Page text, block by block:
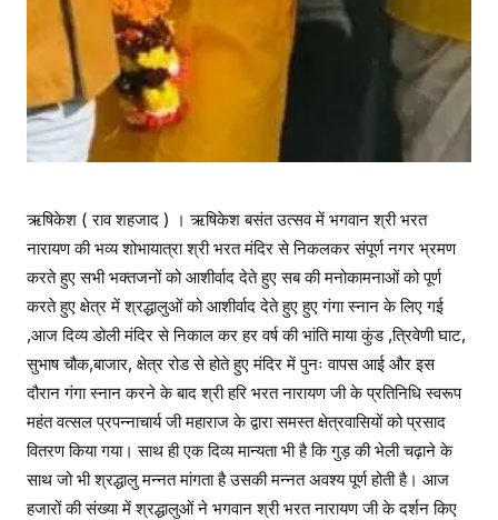
ऋषिकेश ( राव शहजाद ) । ऋषिकेश बसंत उत्सव में भगवान श्री भरत
नारायण की भव्य शोभायात्रा श्री भरत मंदिर से निकलकर संपूर्ण नगर भ्रमण
करते हुए सभी भक्तजनों को आशीर्वाद देते हुए सब की मनोकामनाओं को पूर्ण
करते हुए क्षेत्र में श्रद्धालुओं को आशीर्वाद देते हुए हुए गंगा स्नान के लिए गई
,आज दिव्य डोली मंदिर से निकाल कर हर वर्ष की भांति माया कुंड ,त्रिवेणी घाट,
सुभाष चौक,बाजार, क्षेत्र रोड से होते हुए मंदिर में पुनः वापस आई और इस
दौरान गंगा स्नान करने के बाद श्री हरि भरत नारायण जी के प्रतिनिधि स्वरूप
महंत वत्सल प्रपन्नाचार्य जी महाराज के द्वारा समस्त क्षेत्रवासियों को प्रसाद
वितरण किया गया। साथ ही एक दिव्य मान्यता भी है कि गुड़ की भेली चढ़ाने के
साथ जो भी श्रद्धालु मन्नत मांगता है उसकी मन्नत अवश्य पूर्ण होती है। आज
हजारों की संख्या में श्रद्धालुओं ने भगवान श्री भरत नारायण जी के दर्शन किए